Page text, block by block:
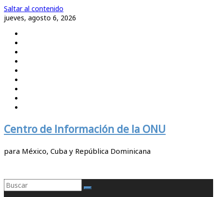
Saltar al contenido
jueves, agosto 6, 2026
Centro de Información de la ONU
para México, Cuba y República Dominicana